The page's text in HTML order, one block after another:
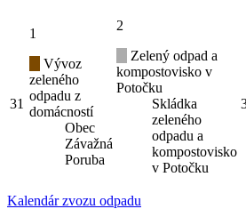
31
1
Vývoz
zeleného
odpadu z
domácností
Obec
Závažná
Poruba
2
Zelený odpad a
kompostovisko v
Potočku
Skládka
zeleného
odpadu a
kompostovisko
v Potočku
Kalendár zvozu odpadu